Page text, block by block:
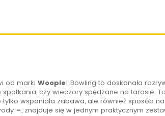
od marki Woopie! Bowling to doskonała
czy wieczory spędzane na tarasie.
wspaniała zabawa, ale również sposób na
=, znajduje się w jednym praktycznym